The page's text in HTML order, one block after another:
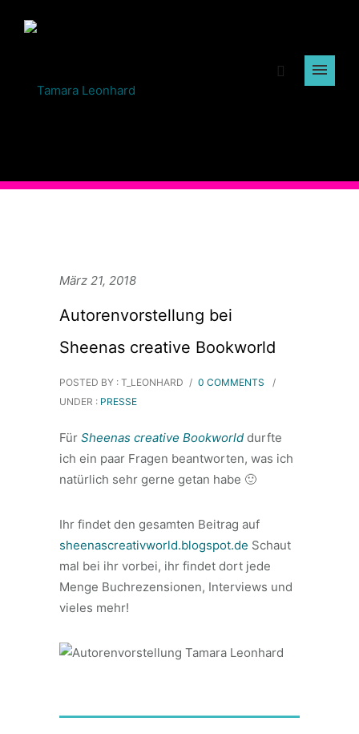
März 21, 2018
Autorenvorstellung bei
Sheenas creative Bookworld
POSTED BY : T_LEONHARD / 0 COMMENTS
/
UNDER : PRESSE
Für Sheenas creative Bookworld durfte
ich ein paar Fragen beantworten, was ich
natürlich sehr gerne getan habe 🙂
Ihr findet den gesamten Beitrag auf
sheenascreativworld.blogspot.de Schaut
mal bei ihr vorbei, ihr findet dort jede
Menge Buchrezensionen, Interviews und
vieles mehr!